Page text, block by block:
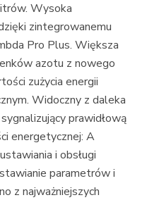
Wysoka
zintegrowanemu
Pro Plus. Większa
azotu z nowego
zużycia energii
Widoczny z daleka
prawidłową
energetycznej: A
i obsługi
parametrów i
z najważniejszych